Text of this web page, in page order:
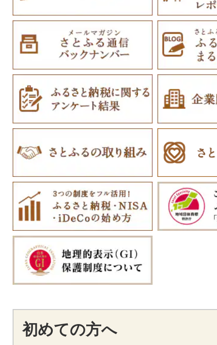
初めての方へ